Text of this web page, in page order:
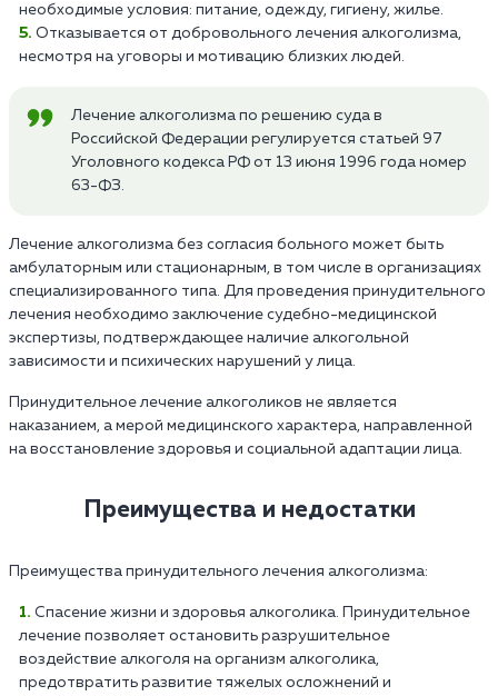
необходимые условия: питание, одежду, гигиену, жилье.
Отказывается от добровольного лечения алкоголизма,
несмотря на уговоры и мотивацию близких людей.
Лечение алкоголизма по решению суда в
Российской Федерации регулируется статьей 97
Уголовного кодекса РФ от 13 июня 1996 года номер
63-ФЗ.
Лечение алкоголизма без согласия больного может быть
амбулаторным или стационарным, в том числе в организациях
специализированного типа. Для проведения принудительного
лечения необходимо заключение судебно-медицинской
экспертизы, подтверждающее наличие алкогольной
зависимости и психических нарушений у лица.
Принудительное лечение алкоголиков не является
наказанием, а мерой медицинского характера, направленной
на восстановление здоровья и социальной адаптации лица.
Преимущества и недостатки
Преимущества принудительного лечения алкоголизма:
Спасение жизни и здоровья алкоголика. Принудительное
лечение позволяет остановить разрушительное
воздействие алкоголя на организм алкоголика,
предотвратить развитие тяжелых осложнений и